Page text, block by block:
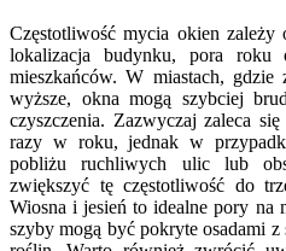
Częstotliwość mycia okien
lokalizacja budynku, pora roku
mieszkańców. W miastach, gdzie
wyższe, okna mogą szybciej
czyszczenia. Zazwyczaj zaleca
razy w roku, jednak w
pobliżu ruchliwych ulic lub
zwiększyć tę częstotliwość do
Wiosna i jesień to idealne pory na
szyby mogą być pokryte osadami